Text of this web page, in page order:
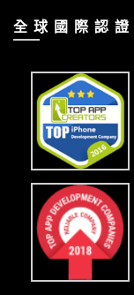
全 球 國 際 認 證